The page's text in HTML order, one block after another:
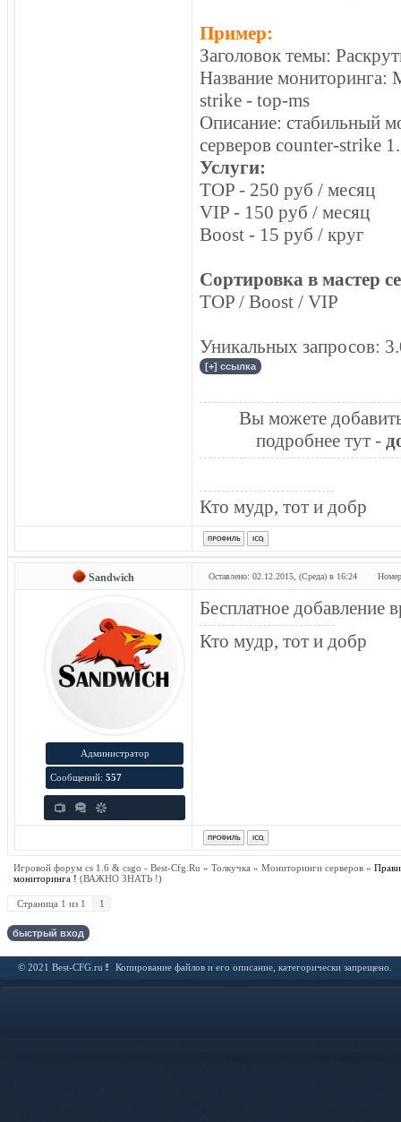
Пример:
Заголовок темы:
Название мониторинга:
strike - top-ms
Описание: стабильный
серверов counter-strike
Услуги:
TOP - 250 руб / месяц
VIP - 150 руб / месяц
Boost - 15 руб / круг
Сортировка в мастер
TOP / Boost / VIP
Уникальных запросов:
Вы можете
подробнее тут -
Кто мудр, тот и добр
Sandwich Оставлено: 02.12.2015, (Среда) в 16:24
Администратор
Сообщений: 557
Бесплатное добавление
Кто мудр, тот и добр
Игровой форум cs 1.6 & csgo - Best-Cfg.Ru » Толкучка » Мониторинги серверов »
мониторинга ! (ВАЖНО ЗНАТЬ !)
Страница 1 из 1 1
© 2021 Best-CFG.ru Копирование файлов и его описание, категорически запрещено.